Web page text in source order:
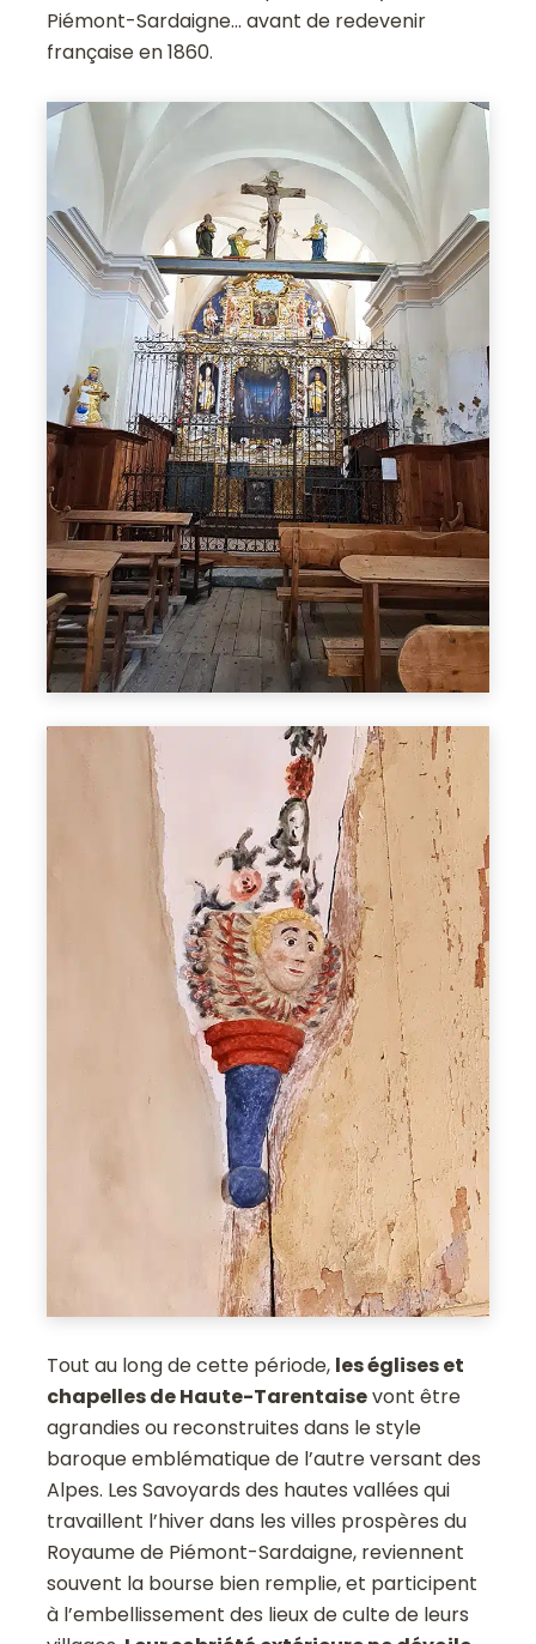
Piémont-Sardaigne… avant de redevenir
française en 1860.
Tout au long de cette période, les églises et
chapelles de Haute-Tarentaisevont être
agrandies ou reconstruites dans le style
baroque emblématique de l’autre versant des
Alpes. Les Savoyards des hautes vallées qui
travaillent l’hiver dans les villes prospères du
Royaume de Piémont-Sardaigne, reviennent
souvent la bourse bien remplie, et participent
à l’embellissement des lieux de culte de leurs